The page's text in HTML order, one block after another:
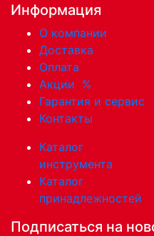
Информация
О компании
Доставка
Оплата
Акции %
Гарантия и сервис
Контакты
Каталог
инструмента
Каталог
принадлежностей
Подписаться на